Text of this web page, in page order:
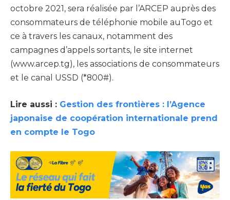
octobre 2021, sera réalisée par l’ARCEP auprès des
consommateurs de téléphonie mobile auTogo et
ce à travers les canaux, notamment des
campagnes d’appels sortants, le site internet
(www.arcep.tg), les associations de consommateurs
et le canal USSD (*800#).
Lire aussi : Gestion des frontières : l’Agence
japonaise de coopération internationale prend
en compte le Togo